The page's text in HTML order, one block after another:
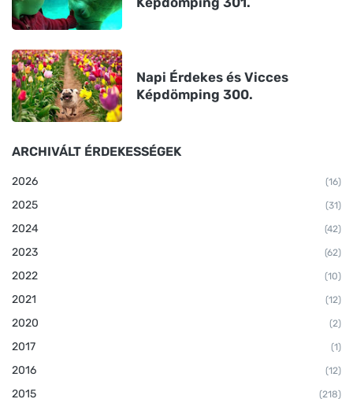
Napi Érdekes és Vicces
Képdömping 300.
ARCHIVÁLT ÉRDEKESSÉGEK
2026 (16)
2025 (31)
2024 (42)
2023 (62)
2022 (10)
2021 (12)
2020 (2)
2017 (1)
2016 (12)
2015 (218)